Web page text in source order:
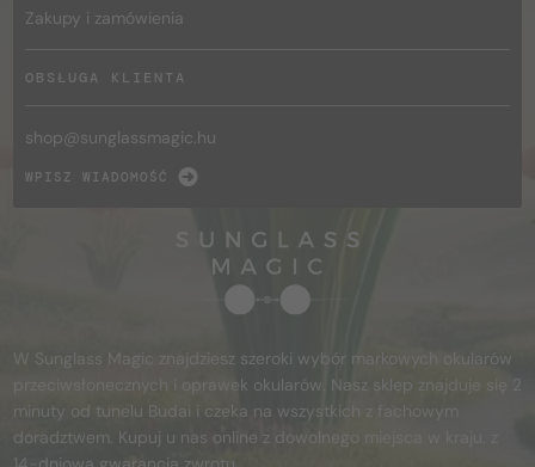
Zakupy i zamówienia
OBSŁUGA KLIENTA
shop@sunglassmagic.hu
WPISZ WIADOMOŚĆ
W Sunglass Magic znajdziesz szeroki wybór markowych okularów
przeciwsłonecznych i oprawek okularów. Nasz sklep znajduje się 2
minuty od tunelu Budai i czeka na wszystkich z fachowym
doradztwem. Kupuj u nas online z dowolnego miejsca w kraju, z